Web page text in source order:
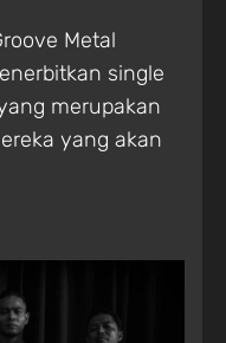
Metal
single
merupakan
yang akan